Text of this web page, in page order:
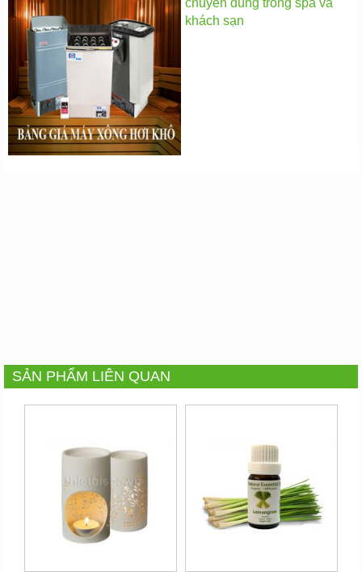
chuyên dùng trong spa và
khách sạn
SẢN PHẨM LIÊN QUAN